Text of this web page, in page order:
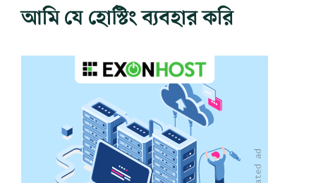
আমি যে হোস্টিং ব্যবহার করি